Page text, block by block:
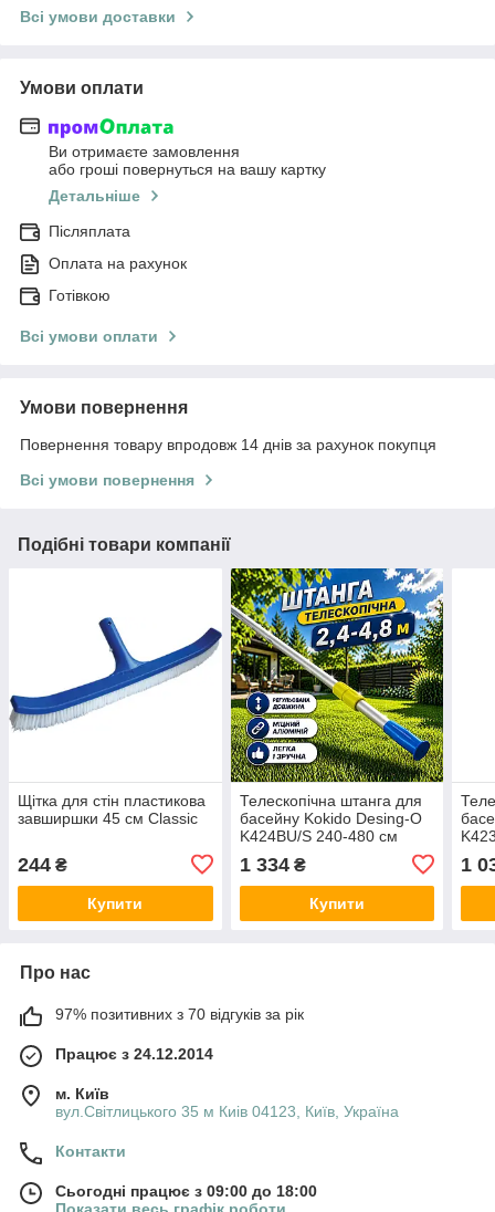
Всі умови доставки
Умови оплати
Ви отримаєте замовлення
або гроші повернуться на вашу картку
Детальніше
Післяплата
Оплата на рахунок
Готівкою
Всі умови оплати
Умови повернення
Повернення товару впродовж 14 днів за рахунок покупця
Всі умови повернення
Подібні товари компанії
Щітка для стін пластикова
завширшки 45 см Classic
244 ₴
Купити
Телескопічна штанга для
басейну Kokido Desing-O
K424BU/S 240-480 см
1 334₴
Купити
1
Про нас
97% позитивних з 70 відгуків за рік
Працює з 24.12.2014
м. Київ
вул.Світлицького 35 м Киів 04123, Київ, Україна
Контакти
Сьогодні працює з 09:00 до 18:00